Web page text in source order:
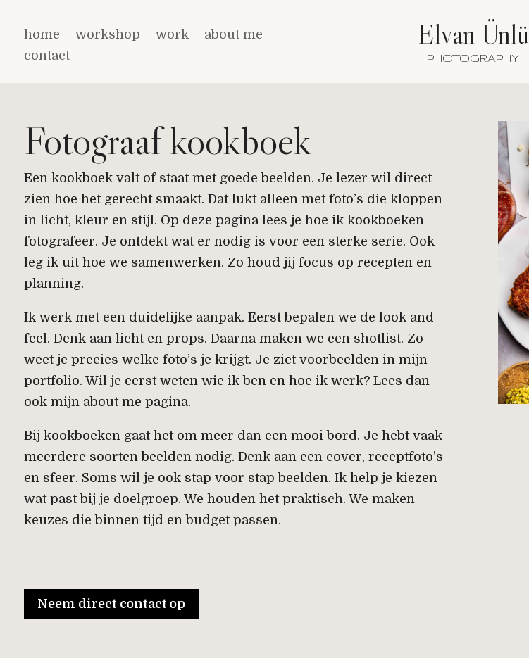
home workshop work
about me
contact
Elvan Ünlü
PHOTOGRAPHY
Fotograaf kookboek
Een kookboek valt of staat met goede beelden. Je lezer wil direct
zien hoe het gerecht smaakt. Dat lukt alleen met foto’s die kloppen
in licht, kleur en stijl. Op deze pagina lees je hoe ik kookboeken
fotografeer. Je ontdekt wat er nodig is voor een sterke serie. Ook
leg ik uit hoe we samenwerken. Zo houd jij focus op recepten en
planning.
Ik werk met een duidelijke aanpak. Eerst bepalen we de look and
feel. Denk aan licht en props. Daarna maken we een shotlist. Zo
weet je precies welke foto’s je krijgt. Je ziet voorbeelden in mijn
portfolio. Wil je eerst weten wie ik ben en hoe ik werk? Lees dan
ook mijn about me pagina.
Bij kookboeken gaat het om meer dan een mooi bord. Je hebt vaak
meerdere soorten beelden nodig. Denk aan een cover, receptfoto’s
en sfeer. Soms wil je ook stap voor stap beelden. Ik help je kiezen
wat past bij je doelgroep. We houden het praktisch. We maken
keuzes die binnen tijd en budget passen.
Neem direct contact op